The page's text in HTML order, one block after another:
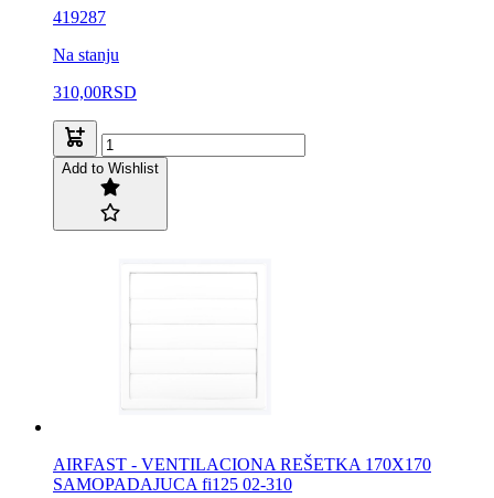
419287
Na stanju
310,00RSD
Add to Wishlist
AIRFAST - VENTILACIONA REŠETKA 170X170
SAMOPADAJUCA fi125 02-310